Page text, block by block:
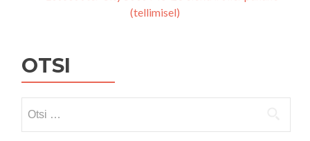
(tellimisel)
OTSI